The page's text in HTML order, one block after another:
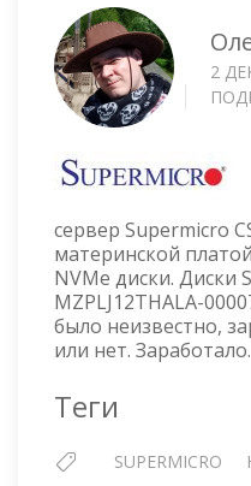
2
сервер Supermicro
материнской
NVMe диски. Диски
MZPLJ12THALA-
было неизвестно,
или нет. Заработало.
Теги
SUPERMICRO